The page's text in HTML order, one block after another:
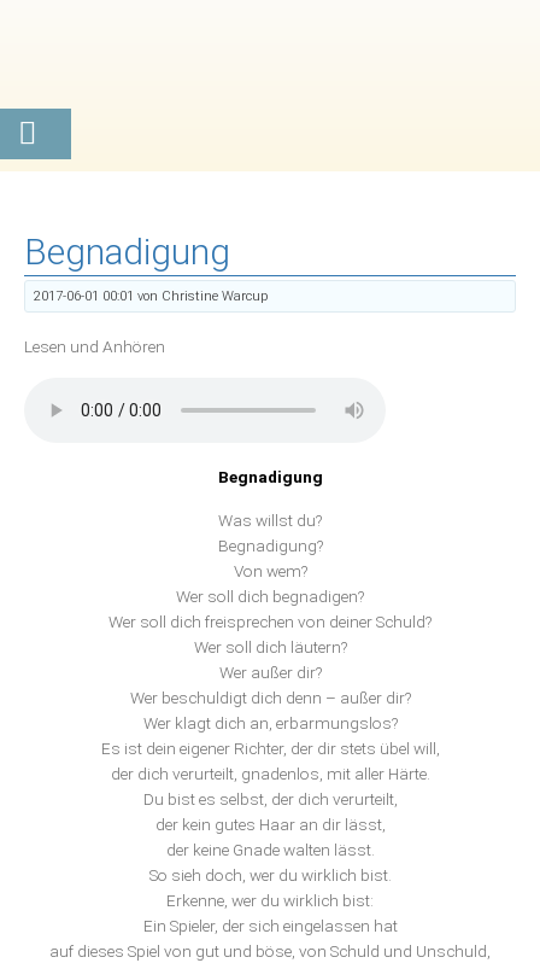
Begnadigung
2017-06-01 00:01 von Christine Warcup
Lesen und Anhören
Begnadigung
Was willst du?
Begnadigung?
Von wem?
Wer soll dich begnadigen?
Wer soll dich freisprechen von deiner Schuld?
Wer soll dich läutern?
Wer außer dir?
Wer beschuldigt dich denn – außer dir?
Wer klagt dich an, erbarmungslos?
Es ist dein eigener Richter, der dir stets übel will,
der dich verurteilt, gnadenlos, mit aller Härte.
Du bist es selbst, der dich verurteilt,
der kein gutes Haar an dir lässt,
der keine Gnade walten lässt.
So sieh doch, wer du wirklich bist.
Erkenne, wer du wirklich bist:
Ein Spieler, der sich eingelassen hat
auf dieses Spiel von gut und böse, von Schuld und Unschuld,